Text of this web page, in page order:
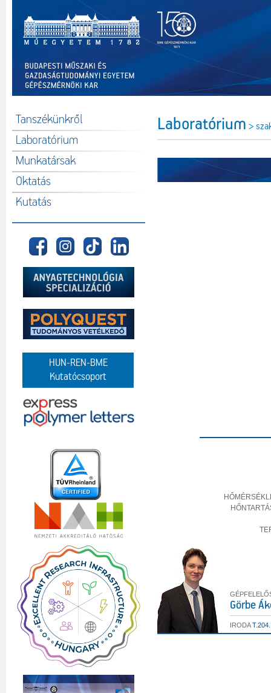
Tanszékünkről
Laboratórium
Munkatársak
Oktatás
Kutatás
HUN-REN-BME
Kutatócsoport
Laboratórium >
Görbe
IRODAT.204.